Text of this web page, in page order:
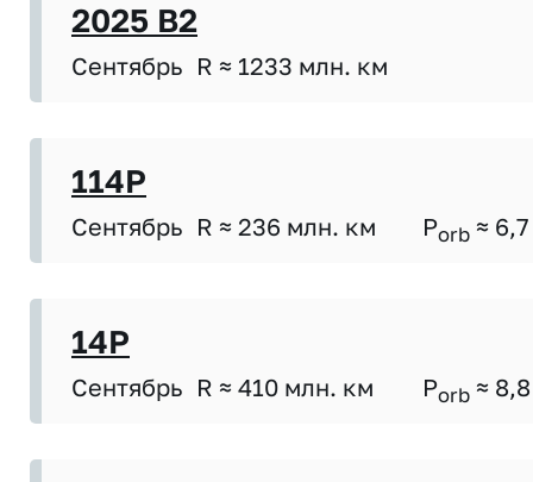
2025 B2
Сентябрь R ≈ 1233 млн. км
114P
Сентябрь R ≈ 236 млн. км Porb ≈ 6,7
14P
Сентябрь R ≈ 410 млн. км Porb ≈ 8,8